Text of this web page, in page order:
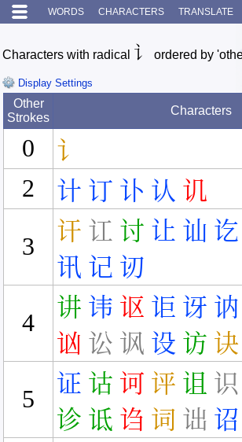
WORDS CHARACTERS TRANSLATE
Characters with radical 讠 ordered by
Display Settings
Other
Strokes
Characters
0
讠
2
计 订 讣 认 讥
3
讦 讧 讨 让 讪 讫
讯 记 讱
4
讲 讳 讴 讵 讶 讷
讻 讼 讽 设 访 诀
5
证 诂 诃 评 诅 识
诊 诋 诌 词 诎 诏